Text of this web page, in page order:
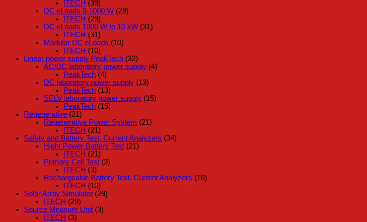
ITECH (39)
DC eLoads 0-1000 W (29)
ITECH (29)
DC eLoads 1000 W to 10 kW (31)
ITECH (31)
Modular DC eLoads (10)
ITECH (10)
Linear power supply PeakTech (32)
AC/DC laboratory power supply (4)
PeakTech (4)
DC laboratory power supply (13)
PeakTech (13)
SELV laboratory power supply (15)
PeakTech (15)
Regenerative (21)
Regenerative Power System (21)
ITECH (21)
Safety and Battery Test, Current Analyzers (34)
Hight Power Battery Test (21)
ITECH (21)
Primary Cell Test (3)
ITECH (3)
Rechargeable Battery Test, Current Analyzers (10)
ITECH (10)
Solar Array Simulator (29)
ITECH (29)
Source Measure Unit (3)
ITECH (3)